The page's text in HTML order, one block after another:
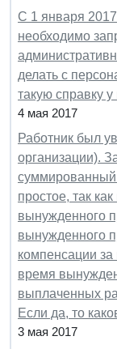
С 1 января
необходимо
делать с
такую справку у
4 мая 2017
Работник был
организации).
суммированный
простое, так
вынужденного
вынужденного
компенсации
время
выплаченных
Если да, то
3 мая 2017